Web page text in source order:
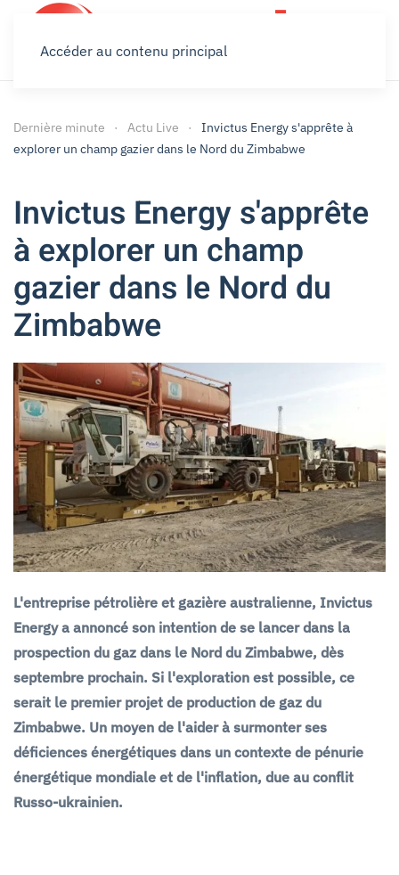
Accéder au contenu principal
Dernière minute Actu Live
Invictus Energy s'apprête à
explorer un champ gazier dans le Nord du Zimbabwe
Invictus Energy s'apprête
à explorer un champ
gazier dans le Nord du
Zimbabwe
L'entreprise pétrolière et gazière australienne, Invictus
Energy a annoncé son intention de se lancer dans la
prospection du gaz dans le Nord du Zimbabwe, dès
septembre prochain. Si l'exploration est possible, ce
serait le premier projet de production de gaz du
Zimbabwe. Un moyen de l'aider à surmonter ses
déficiences énergétiques dans un contexte de pénurie
énergétique mondiale et de l'inflation, due au conflit
Russo-ukrainien.